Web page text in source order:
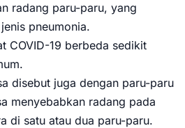
radang paru-paru, yang
pneumonia.
COVID-19 berbeda sedikit
disebut juga dengan paru-paru
menyebabkan radang pada
di satu atau dua paru-paru.